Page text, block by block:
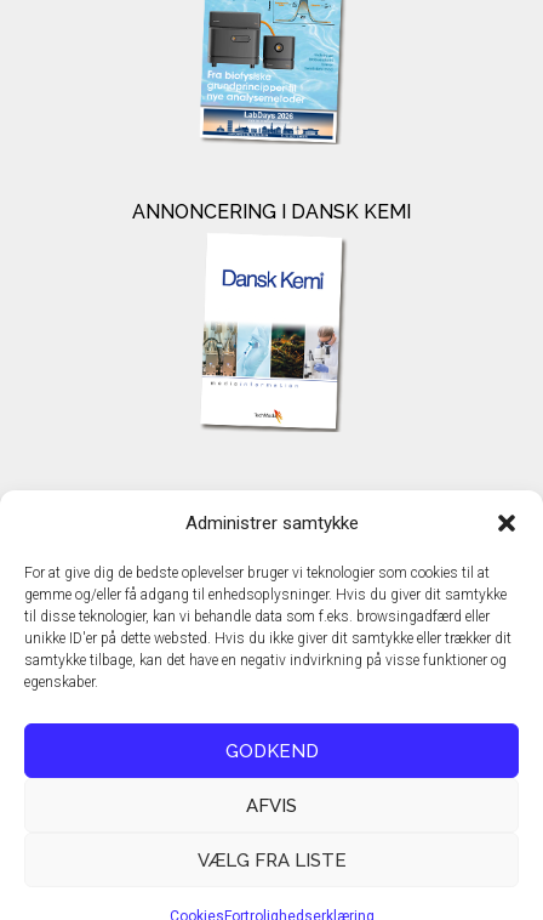
Administrer samtykke
For at give dig de bedste oplevelser bruger vi teknologier som cookies til at
gemme og/eller få adgang til enhedsoplysninger. Hvis du giver dit samtykke
til disse teknologier, kan vi behandle data som f.eks. browsingadfærd eller
unikke ID'er på dette websted. Hvis du ikke giver dit samtykke eller trækker dit
samtykke tilbage, kan det have en negativ indvirkning på visse funktioner og
egenskaber.
GODKEND
AFVIS
VÆLG FRA LISTE
Cookies Fortrolighedserklæring
ANNONCERING I DANSK KEMI
TechMedia A/S
DK - 2600 Glostrup
www.techmedia.dk
Telefon: +45 43 24 26 28
E-mail:info@techmedia.dk